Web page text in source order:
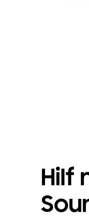
Hilf